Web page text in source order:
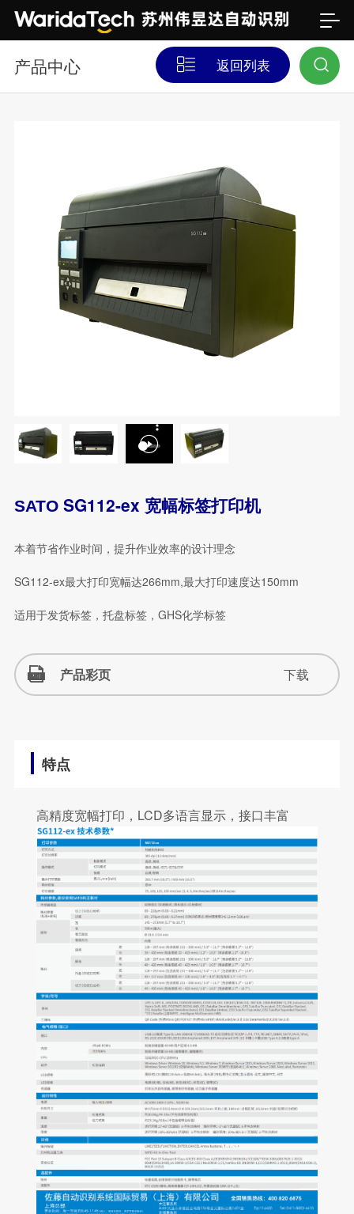
产品中心 返回列表
SATO SG112-ex 宽幅标签打印机
本着节省作业时间，提升作业效率的设计理念
SG112-ex最大打印宽幅达266mm,最大打印速度达150mm
适用于发货标签，托盘标签，GHS化学标签
产品彩页 下载
特点
高精度宽幅打印，LCD多语言显示，接口丰富